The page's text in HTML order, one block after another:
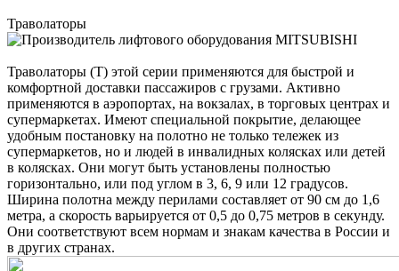
Траволаторы
Траволаторы (Т) этой серии применяются для быстрой и
комфортной доставки пассажиров с грузами. Активно
применяются в аэропортах, на вокзалах, в торговых центрах и
супермаркетах. Имеют специальной покрытие, делающее
удобным постановку на полотно не только тележек из
супермаркетов, но и людей в инвалидных колясках или детей
в колясках. Они могут быть установлены полностью
горизонтально, или под углом в 3, 6, 9 или 12 градусов.
Ширина полотна между перилами составляет от 90 см до 1,6
метра, а скорость варьируется от 0,5 до 0,75 метров в секунду.
Они соответствуют всем нормам и знакам качества в России и
в других странах.